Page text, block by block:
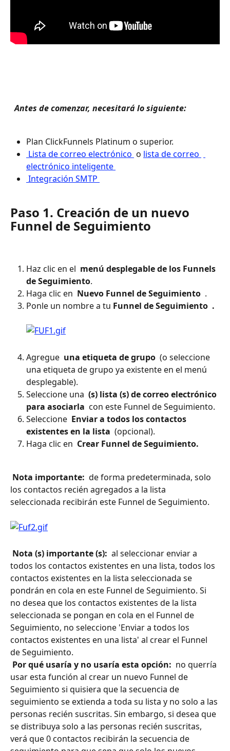
Antes de comenzar, necesitará lo siguiente:
Plan ClickFunnels Platinum o superior.
Lista de correo electrónico o lista de correo
electrónico inteligente
Integración SMTP
Paso 1. Creación de un nuevo
Funnel de Seguimiento
Haz clic en el menú desplegable de los Funnels
de Seguimiento.
Haga clic en Nuevo Funnel de Seguimiento .
Ponle un nombre a tu Funnel de Seguimiento .
Agregue una etiqueta de grupo (o seleccione
una etiqueta de grupo ya existente en el menú
desplegable).
Seleccione una (s) lista (s) de correo electrónico
para asociarla con este Funnel de Seguimiento.
Seleccione Enviar a todos los contactos
existentes en la lista (opcional).
Haga clic en Crear Funnel de Seguimiento.
Nota importante: de forma predeterminada, solo
los contactos recién agregados a la lista
seleccionada recibirán este Funnel de Seguimiento.
Nota (s) importante (s): al seleccionar enviar a
todos los contactos existentes en una lista, todos los
contactos existentes en la lista seleccionada se
pondrán en cola en este Funnel de Seguimiento. Si
no desea que los contactos existentes de la lista
seleccionada se pongan en cola en el Funnel de
Seguimiento, no seleccione 'Enviar a todos los
contactos existentes en una lista' al crear el Funnel
de Seguimiento.
Por qué usaría y no usaría esta opción: no querría
usar esta función al crear un nuevo Funnel de
Seguimiento si quisiera que la secuencia de
seguimiento se extienda a toda su lista y no solo a las
personas recién suscritas. Sin embargo, si desea que
se distribuya solo a las personas recién suscritas,
verá que 0 contactos recibirán la secuencia de